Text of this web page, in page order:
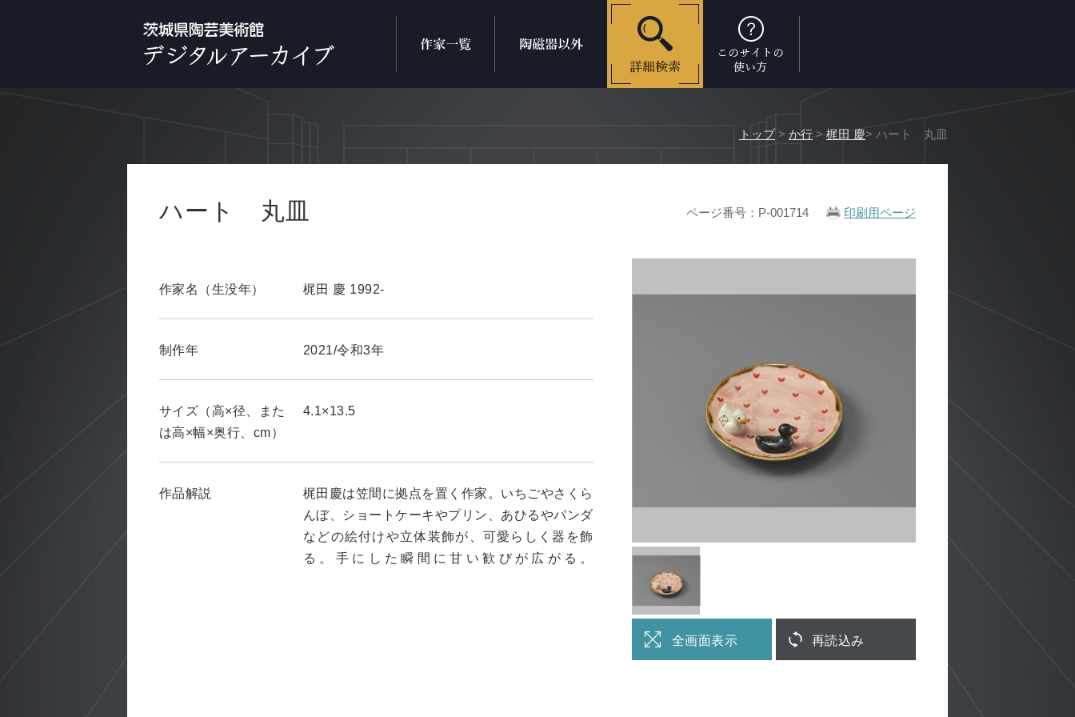
印刷用ページ
トップ> か行 > 梶田 慶> ハート 丸皿
ハート 丸皿 ページ番号：P-001714
作家名（生没年） 梶田 慶 1992-
制作年 2021/令和3年
サイズ（高×径、また
は高×幅×奥行、cm）
4.1×13.5
作品解説
梶田慶は笠間に拠点を置く作家。いちごやさくら
んぼ、ショートケーキやプリン、あひるやパンダ
などの絵付けや立体装飾が、可愛らしく器を飾
る。手にした瞬間に甘い歓びが広がる。
全画面表示 再読込み